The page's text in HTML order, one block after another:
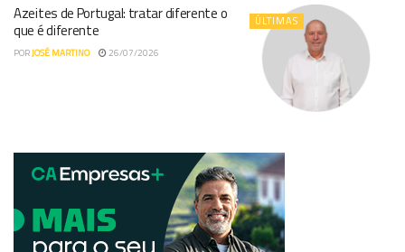
ÚLTIMAS
Azeites de Portugal: tratar diferente o
que é diferente
PORJOSÉ MARTINO 26/07/2026